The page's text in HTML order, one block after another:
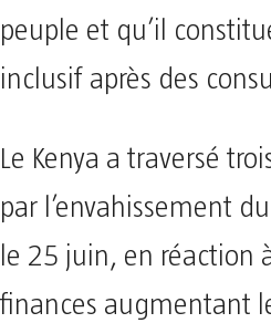
peuple et qu’il
inclusif après des
Le Kenya a traversé
par l’envahissement
le 25 juin, en réaction
finances augmentant